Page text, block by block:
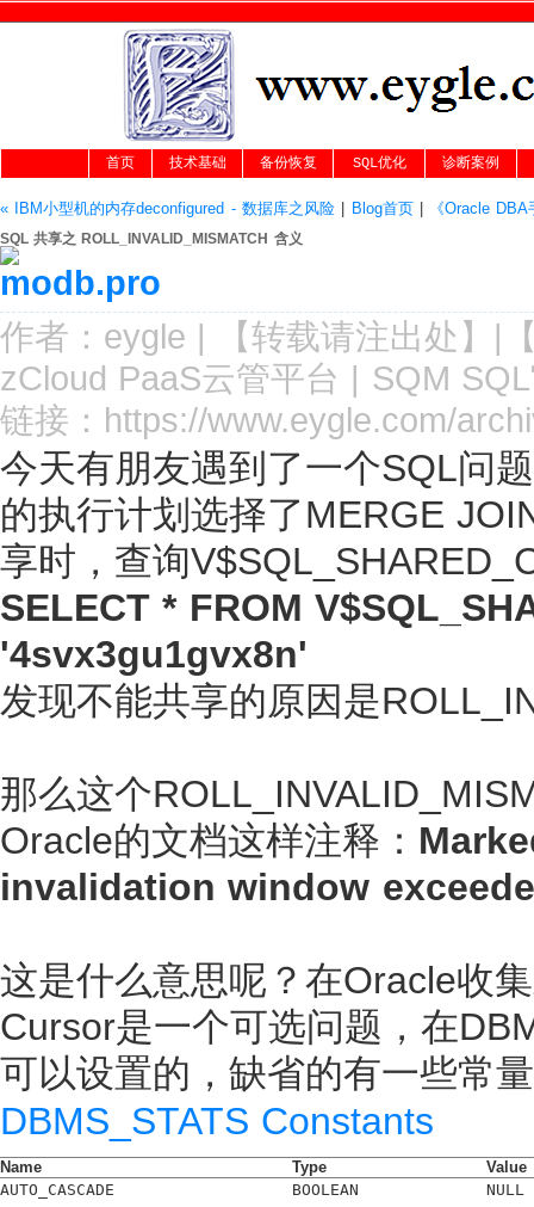
首页 技术基础 备份恢复 SQL优化 诊断案例
« IBM小型机的内存deconfigured - 数据库之风险| Blog首页| 《Oracle
SQL 共享之 ROLL_INVALID_MISMATCH 含义
作者： eygle | 【转载请注出处 】|
zCloud PaaS云管平台 | SQM
链接： https://www.eygle.com/
今天有朋友遇到了一个SQL问
的执行计划选择了MERGE
享时，查询
SELECT * FROM
'4svx3gu1gvx8n'
发现不能共享的原因是
那么这个
Oracle的文档这样注释：
invalidation window
这是什么意思呢？在Oracle收
Cursor是一个可选问题，在
可以设置的，缺省的有一些常
DBMS_STATS Constants
Name Type
Value
AUTO_CASCADE
BOOLEAN
NULL